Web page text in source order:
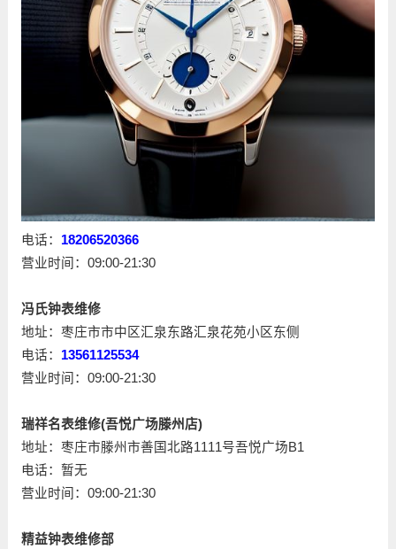
电话： 18206520366
营业时间：09:00-21:30
冯氏钟表维修
地址：枣庄市市中区汇泉东路汇泉花苑小区东侧
电话： 13561125534
营业时间：09:00-21:30
瑞祥名表维修(吾悦广场滕州店)
地址：枣庄市滕州市善国北路1111号吾悦广场B1
电话：暂无
营业时间：09:00-21:30
精益钟表维修部